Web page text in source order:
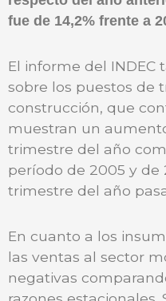
fue de 14,2% frente a
El informe del
sobre los puestos de
construcción, que
muestran un
trimestre del año
período de 2005 y de
trimestre del año
En cuanto a los
las ventas al sector
negativas